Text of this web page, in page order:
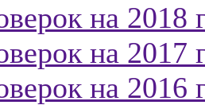
на 2018
на 2017
на 2016